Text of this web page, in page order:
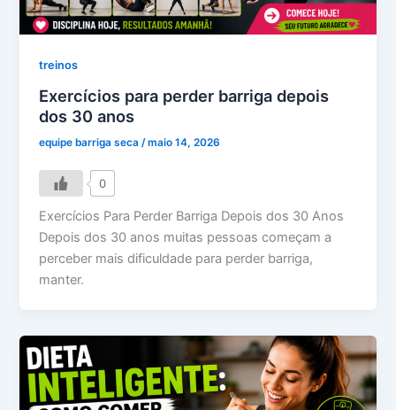
treinos
Exercícios para perder barriga depois
dos 30 anos
equipe barriga seca/maio 14, 2026
0
Exercícios Para Perder Barriga Depois dos 30 Anos
Depois dos 30 anos muitas pessoas começam a
perceber mais dificuldade para perder barriga,
manter.